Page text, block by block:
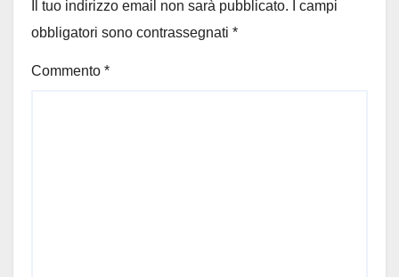
Il tuo indirizzo email non sarà pubblicato.
I campi
obbligatori sono contrassegnati *
Commento *